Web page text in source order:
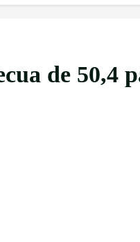
de 50,4